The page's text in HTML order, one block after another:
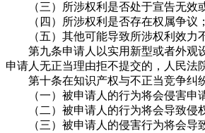
（三）所涉权利是否处于宣告无效或
（四）所涉权利是否存在权属争议；
（五）其他可能导致所涉权利效力不
第九条申请人以实用新型或者外观设
申请人无正当理由拒不提交的，人民法
第十条在知识产权与不正当竞争纠纷
（一）被申请人的行为将会侵害申请
（二）被申请人的行为将会导致侵权
（三）被申请人的侵害行为将会导致